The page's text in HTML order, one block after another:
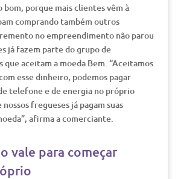
bom, porque mais clientes vêm à
comprando também outros
no empreendimento não parou
já fazem parte do grupo de
aceitam a moeda Bem. “Aceitamos
esse dinheiro, podemos pagar
telefone e de energia no próprio
fregueses já pagam suas
afirma a comerciante.
vale para começar